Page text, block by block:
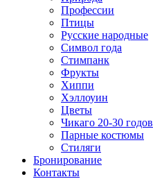
Профессии
Птицы
Русские народные
Символ года
Стимпанк
Фрукты
Хиппи
Хэллоуин
Цветы
Чикаго 20-30 годов
Парные костюмы
Стиляги
Бронирование
Контакты